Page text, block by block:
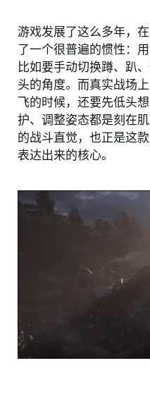
游戏发展了这么多年，
了一个很普遍的惯性：
比如要手动切换蹲、趴
头的角度。而真实战场
飞的时候，还要先低头
护、调整姿态都是刻在
的战斗直觉，也正是这
表达出来的核心。